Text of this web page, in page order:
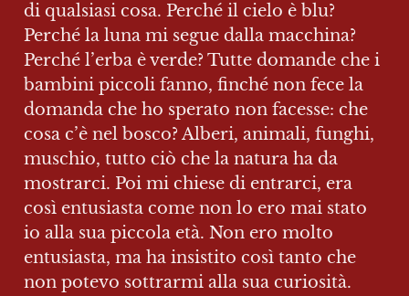
di qualsiasi cosa. Perché il cielo è blu?
Perché la luna mi segue dalla macchina?
Perché l’erba è verde? Tutte domande che i
bambini piccoli fanno, finché non fece la
domanda che ho sperato non facesse: che
cosa c’è nel bosco? Alberi, animali, funghi,
muschio, tutto ciò che la natura ha da
mostrarci. Poi mi chiese di entrarci, era
così entusiasta come non lo ero mai stato
io alla sua piccola età. Non ero molto
entusiasta, ma ha insistito così tanto che
non potevo sottrarmi alla sua curiosità.